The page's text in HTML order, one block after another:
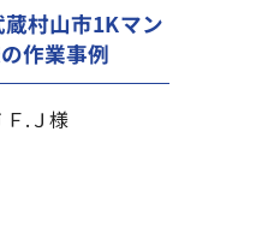
村山市1Kマン
作業事例
Ｆ.Ｊ様